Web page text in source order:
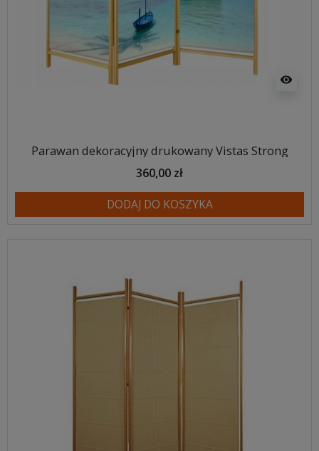
visibility
Parawan dekoracyjny drukowany Vistas Strong
360,00 zł
DODAJ DO KOSZYKA